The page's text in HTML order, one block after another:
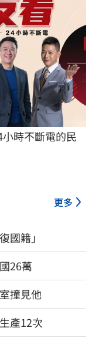
時不斷電的民
更多
國籍」
26萬
撞見他
產12次